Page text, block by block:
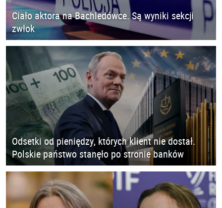
Ciało aktora na Bachledówce. Są wyniki sekcji
zwłok
Odsetki od pieniędzy, których klient nie dostał.
Polskie państwo stanęło po stronie banków